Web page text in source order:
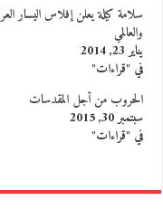
سلامة كيلة يعلن إفلاس اليسار
والعالمي
يناير 23, 2014
في "قراءات"
الحروب من أجل المقدسات
سبتمبر 30, 2015
في "قراءات"